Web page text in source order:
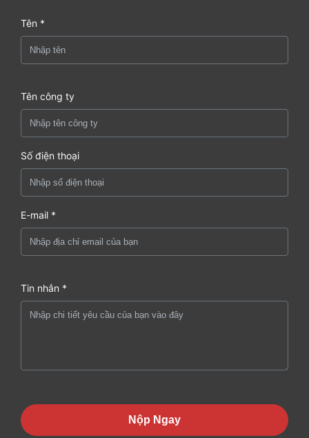
Tên *
Tên công ty
Số điện thoại
E-mail *
Tin nhắn *
Nộp Ngay